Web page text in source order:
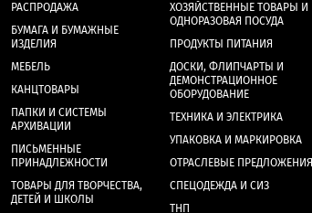
РАСПРОДАЖА
БУМАГА И БУМАЖНЫЕ
ИЗДЕЛИЯ
МЕБЕЛЬ
КАНЦТОВАРЫ
ПАПКИ И СИСТЕМЫ
АРХИВАЦИИ
ПИСЬМЕННЫЕ
ПРИНАДЛЕЖНОСТИ
ТОВАРЫ ДЛЯ ТВОРЧЕСТВА,
ДЕТЕЙ И ШКОЛЫ
ХОЗЯЙСТВЕННЫЕ ТОВАРЫ И
ОДНОРАЗОВАЯ ПОСУДА
ПРОДУКТЫ ПИТАНИЯ
ДОСКИ, ФЛИПЧАРТЫ И
ДЕМОНСТРАЦИОННОЕ
ОБОРУДОВАНИЕ
ТЕХНИКА И ЭЛЕКТРИКА
УПАКОВКА И МАРКИРОВКА
ОТРАСЛЕВЫЕ ПРЕДЛОЖЕНИЯ
СПЕЦОДЕЖДА И СИЗ
ТНП